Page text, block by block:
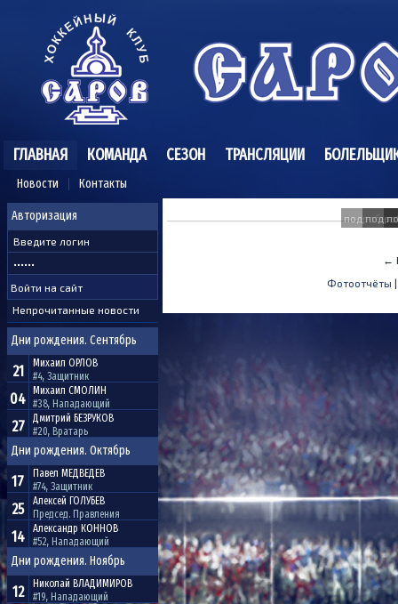
ГЛАВНАЯ
Новости Контакты
КОМАНДА СЕЗОН ТРАНСЛЯЦИИ
Авторизация
Непрочитанные новости
Дни рождения. Сентябрь
21 Михаил ОРЛОВ
#4, Защитник
04 Михаил СМОЛИН
#38, Нападающий
27 Дмитрий БЕЗРУКОВ
#20, Вратарь
Дни рождения. Октябрь
17 Павел МЕДВЕДЕВ
#74, Защитник
25 Алексей ГОЛУБЕВ
Председ. Правления
14 Александр КОННОВ
#52, Нападающий
Дни рождения. Ноябрь
12 Николай ВЛАДИМИРОВ
#19, Нападающий
←
Фотоотчёты